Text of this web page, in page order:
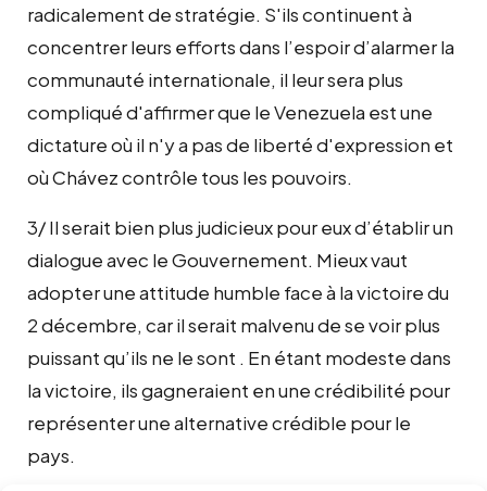
radicalement de stratégie. S'ils continuent à
concentrer leurs efforts dans l’espoir d’alarmer la
communauté internationale, il leur sera plus
compliqué d'affirmer que le Venezuela est une
dictature où il n'y a pas de liberté d'expression et
où Chávez contrôle tous les pouvoirs.
3/ Il serait bien plus judicieux pour eux d’établir un
dialogue avec le Gouvernement. Mieux vaut
adopter une attitude humble face à la victoire du
2 décembre, car il serait malvenu de se voir plus
puissant qu’ils ne le sont . En étant modeste dans
la victoire, ils gagneraient en une crédibilité pour
représenter une alternative crédible pour le
pays.